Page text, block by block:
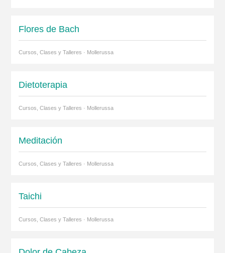
Flores de Bach
Cursos, Clases y Talleres · Mollerussa
Dietoterapia
Cursos, Clases y Talleres · Mollerussa
Meditación
Cursos, Clases y Talleres · Mollerussa
Taichi
Cursos, Clases y Talleres · Mollerussa